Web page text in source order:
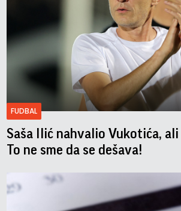
FUDBAL
Saša Ilić nahvalio Vukotića, ali
To ne sme da se dešava!